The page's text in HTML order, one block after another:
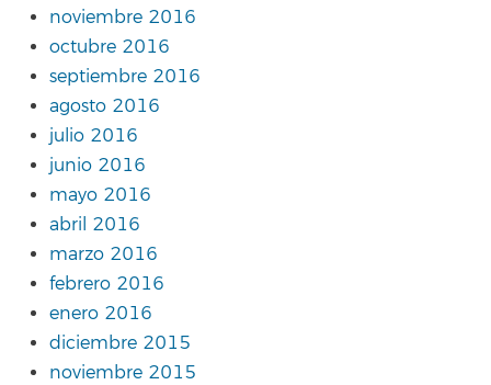
noviembre 2016
octubre 2016
septiembre 2016
agosto 2016
julio 2016
junio 2016
mayo 2016
abril 2016
marzo 2016
febrero 2016
enero 2016
diciembre 2015
noviembre 2015